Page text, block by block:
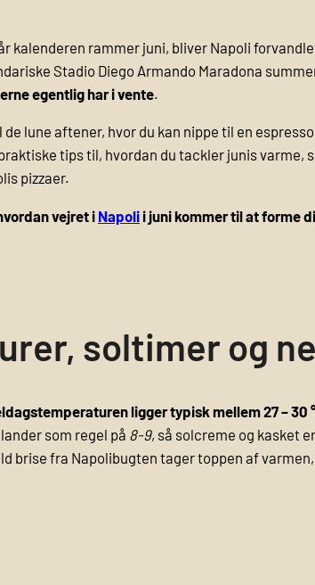
kalenderen rammer juni, bliver Napoli
Stadio Diego Armando Maradona
egentlig har i vente.
lune aftener, hvor du kan nippe til en
tips til, hvordan du tackler junis varme,
pizzaer.
vejret i Napoli i juni kommer til at forme
soltimer og
ligger typisk mellem 27 – 30
som regel på 8-9, så solcreme og kasket
brise fra Napolibugten tager toppen af